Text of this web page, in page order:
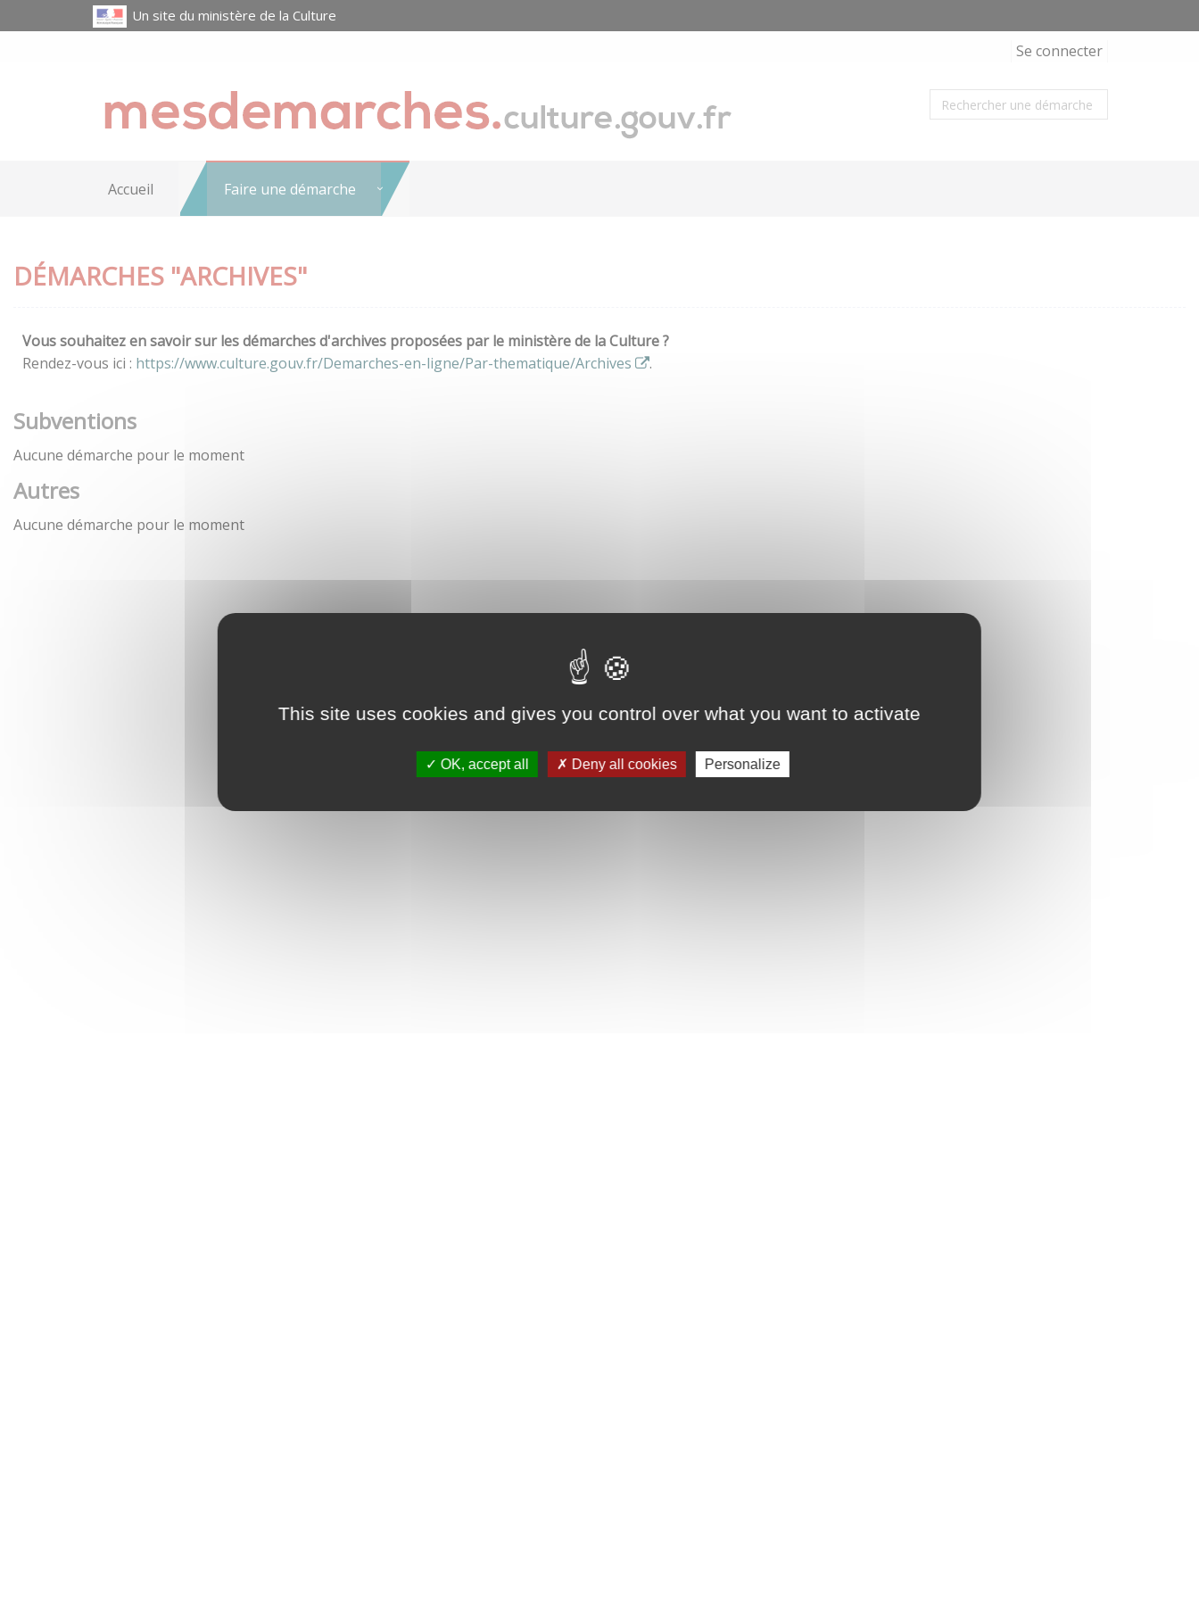
This site uses cookies and gives you control over what you want to activate
OK, accept all Deny all cookies Personalize
Un site du ministère de la Culture
Se connecter
Accueil Faire une démarche
DÉMARCHES "ARCHIVES"
Vous souhaitez en savoir sur les démarches d'archives proposées par le ministère de la Culture ?
Rendez-vous ici : https://www.culture.gouv.fr/Demarches-en-ligne/Par-thematique/Archives .
Subventions
Aucune démarche pour le moment
Autres
Aucune démarche pour le moment